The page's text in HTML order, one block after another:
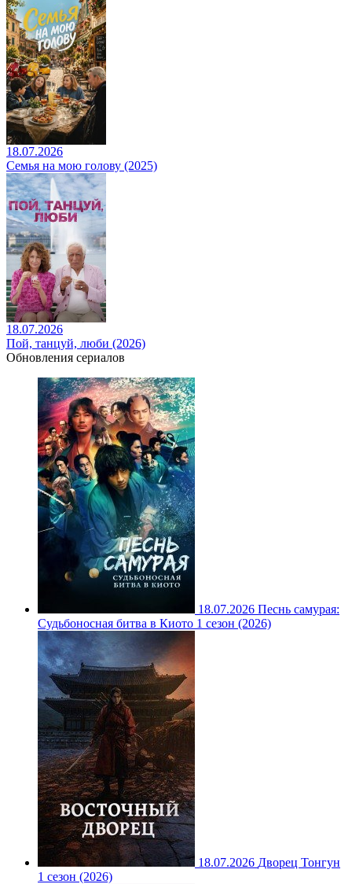
18.07.2026
Семья на мою голову (2025)
18.07.2026
Пой, танцуй, люби (2026)
Обновления сериалов
18.07.2026 Песнь самурая:
Судьбоносная битва в Киото 1 сезон (2026)
18.07.2026 Дворец Тонгун
1 сезон (2026)